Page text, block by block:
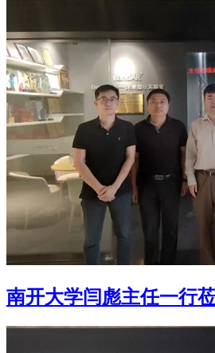
南开大学闫彪主任一行